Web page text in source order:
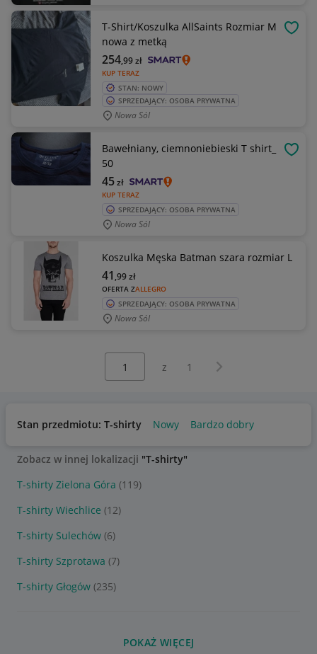
T-Shirt/Koszulka AllSaints Rozmiar M
nowa z metką
KUP TERAZ
254,99zł
STAN: NOWY
SPRZEDAJĄCY: OSOBA PRYWATNA
Nowa Sól
Bawełniany, ciemnoniebieski T shirt_
50
KUP TERAZ
45zł
SPRZEDAJĄCY: OSOBA PRYWATNA
Nowa Sól
Koszulka Męska Batman szara rozmiar L
OFERTA ZALLEGRO
41 ,99zł
SPRZEDAJĄCY: OSOBA PRYWATNA
Nowa Sól
z 1 Następna strona
Stan przedmiotu: T-shirty Nowy Bardzo dobry
Zobacz w innej lokalizacji "T-shirty"
T-shirty Zielona Góra (119)
T-shirty Wiechlice (12)
T-shirty Sulechów (6)
T-shirty Szprotawa (7)
T-shirty Głogów (235)
POKAŻ WIĘCEJ